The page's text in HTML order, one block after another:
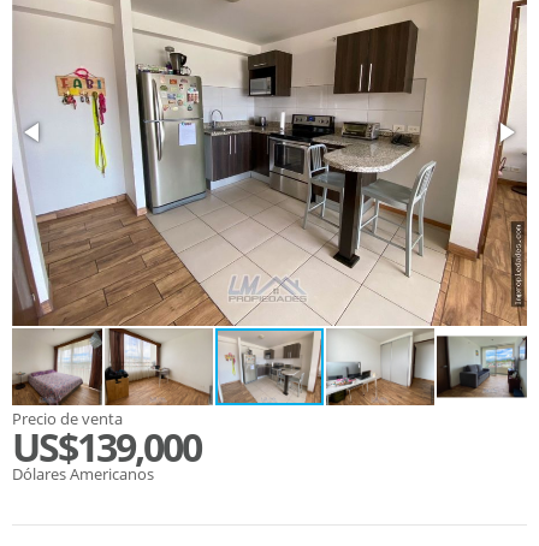
Precio de venta
US$139,000
Dólares Americanos